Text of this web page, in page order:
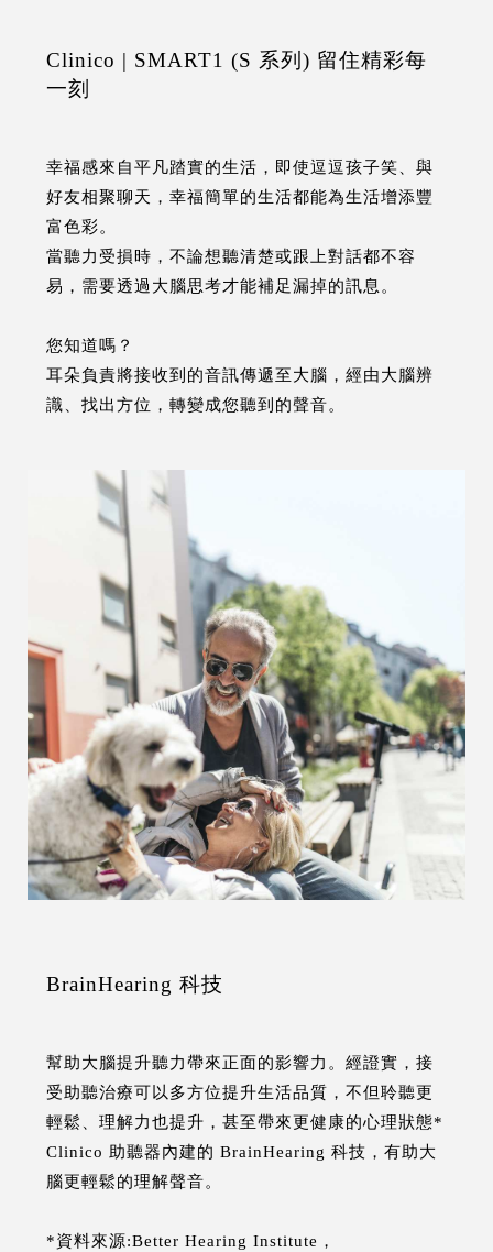
Clinico | SMART1 (S 系列) 留住精彩每
一刻
幸福感來自平凡踏實的生活，即使逗逗孩子笑、與
好友相聚聊天，幸福簡單的生活都能為生活增添豐
富色彩。
當聽力受損時，不論想聽清楚或跟上對話都不容
易，需要透過大腦思考才能補足漏掉的訊息。
您知道嗎？
耳朵負責將接收到的音訊傳遞至大腦，經由大腦辨
識、找出方位，轉變成您聽到的聲音。
BrainHearing 科技
幫助大腦提升聽力帶來正面的影響力。經證實，接
受助聽治療可以多方位提升生活品質，不但聆聽更
輕鬆、理解力也提升，甚至帶來更健康的心理狀態*
Clinico 助聽器內建的 BrainHearing 科技，有助大
腦更輕鬆的理解聲音。
*資料來源:Better Hearing Institute，